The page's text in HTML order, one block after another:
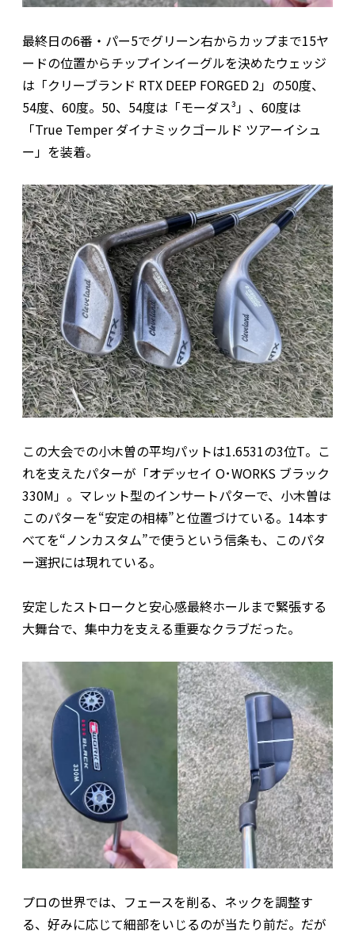
最終日の6番・パー5でグリーン右からカップまで15ヤ
ードの位置からチップインイーグルを決めたウェッジ
は「クリーブランド RTX DEEP FORGED 2」の50度、
54度、60度。50、54度は「モーダス³」、60度は
「True Temper ダイナミックゴールド ツアーイシュ
ー」を装着。
この大会での小木曽の平均パットは1.6531の3位T。こ
れを支えたパターが「オデッセイ O･WORKS ブラック
330M」。マレット型のインサートパターで、小木曽は
このパターを“安定の相棒”と位置づけている。14本す
べてを“ノンカスタム”で使うという信条も、このパタ
ー選択には現れている。
安定したストロークと安心感――最終ホールまで緊張する
大舞台で、集中力を支える重要なクラブだった。
プロの世界では、フェースを削る、ネックを調整す
る、好みに応じて細部をいじるのが当たり前だ。だが